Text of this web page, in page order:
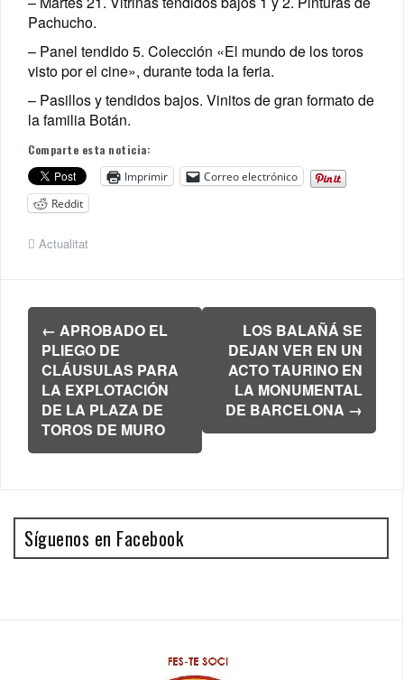
Pachucho.
– Panel tendido 5. Colección «El mundo de los toros
visto por el cine», durante toda la feria.
– Pasillos y tendidos bajos. Vinitos de gran formato de
la familia Botán.
Comparte esta noticia:
Imprimir
Correo electrónico
Reddit
Actualitat
Navegación
de
entradas
← APROBADO EL
PLIEGO DE
CLÁUSULAS PARA
LA EXPLOTACIÓN
DE LA PLAZA DE
TOROS DE MURO
LOS BALAÑÁ SE
DEJAN VER EN UN
ACTO TAURINO EN
LA MONUMENTAL
DE BARCELONA →
Síguenos en Facebook